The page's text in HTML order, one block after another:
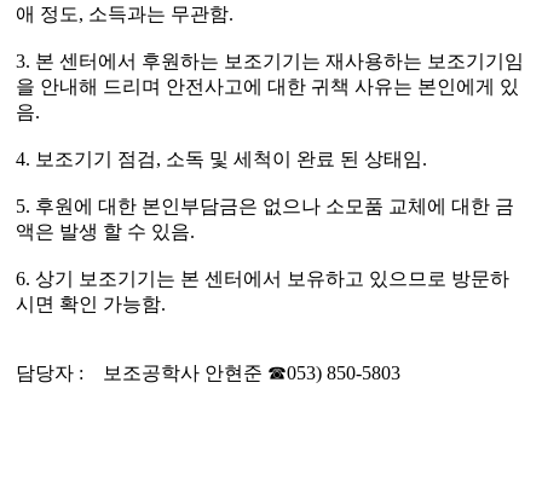
애 정도, 소득과는 무관함.
3. 본 센터에서 후원하는 보조기기는 재사용하는 보조기기임
을 안내해 드리며 안전사고에 대한 귀책 사유는 본인에게 있
음.
4. 보조기기 점검, 소독 및 세척이 완료 된 상태임.
5. 후원에 대한 본인부담금은 없으나 소모품 교체에 대한 금
액은 발생 할 수 있음.
6.상기 보조기기는 본 센터에서 보유하고 있으므로 방문하
시면 확인 가능함.
담당자 : 보조공학사 안현준 ☎053) 850-5803